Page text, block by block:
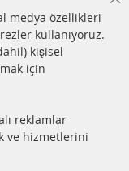
medya özellikleri
kullanıyoruz.
kişisel
için
reklamlar
ve hizmetlerini